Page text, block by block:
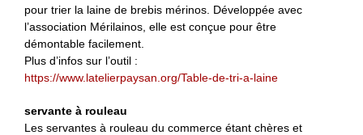
pour trier la laine de brebis mérinos. Développée avec
l’association Mérilainos, elle est conçue pour être
démontable facilement.
Plus d’infos sur l’outil :
https://www.latelierpaysan.org/Table-de-tri-a-laine
servante à rouleau
Les servantes à rouleau du commerce étant chères et